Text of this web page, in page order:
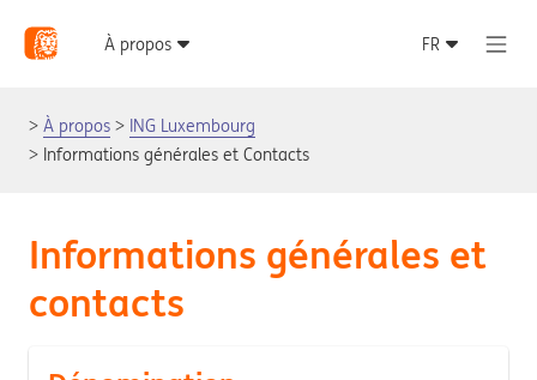
À propos
ING Luxembourg
Informations générales et Contacts
Informations générales et
contacts